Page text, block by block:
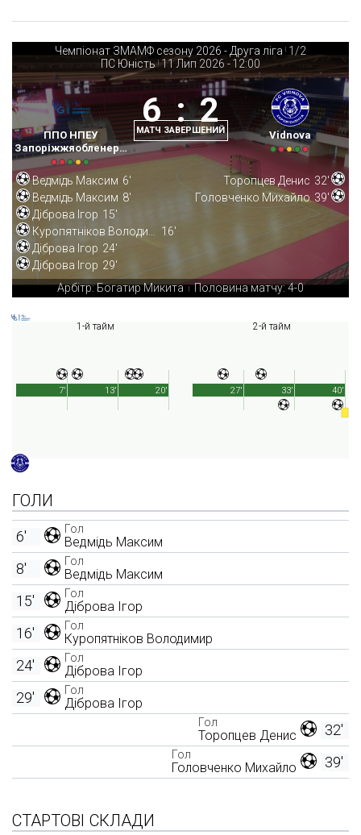
Чемпіонат ЗМАМФ сезону 2026 - Друга ліга | 1/2
ПС Юність | 11 Лип 2026 - 12:00
ППО НПЕУ
Запоріжжяобленерго
6 : 2
МАТЧ ЗАВЕРШЕНИЙ Vidnova
Ведмідь Максим 6'
Ведмідь Максим 8'
Діброва Ігор 15'
16'
Діброва Ігор 24'
Діброва Ігор 29'
Торопцев Денис 32'
Головченко Михайло 39'
Арбітр: Богатир Микита | Половина матчу: 4-0
1-й тайм
20'
7' 13'
2-й тайм
40'
27' 33'
ГОЛИ
Гол
Ведмідь Максим
6'
Гол
Ведмідь Максим
8'
Гол
Діброва Ігор
15'
Гол
Куропятніков Володимир
16'
Гол
Діброва Ігор
24'
Гол
Діброва Ігор
29'
32'
Гол
Торопцев Денис
39'
Гол
Головченко Михайло
СТАРТОВІ СКЛАДИ